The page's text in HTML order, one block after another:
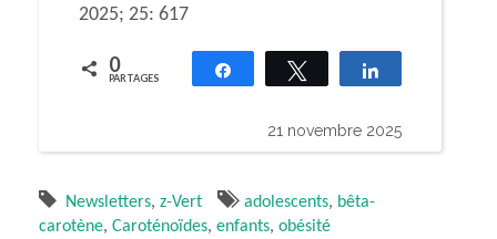
2025; 25: 617
0
PARTAGES Partagez Tweetez
21 novembre 2025
Newsletters, z-Vert adolescents, bêta-
carotène, Caroténoïdes, enfants, obésité